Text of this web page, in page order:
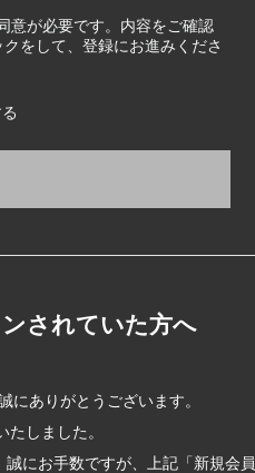
意が必要です。内容をご確認
をして、登録にお進みくださ
されていた方へ
ありがとうございます。
しました。
にお手数ですが、上記「新規会員